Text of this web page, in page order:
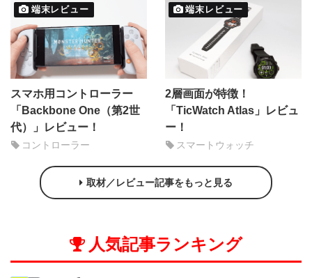
端末レビュー
スマホ用コントローラー
「Backbone One（第2世
代）」レビュー！
コントローラー
端末レビュー
2層画面が特徴！
「TicWatch Atlas」レビュ
ー！
スマートウォッチ
取材／レビュー記事をもっと見る
人気記事ランキング